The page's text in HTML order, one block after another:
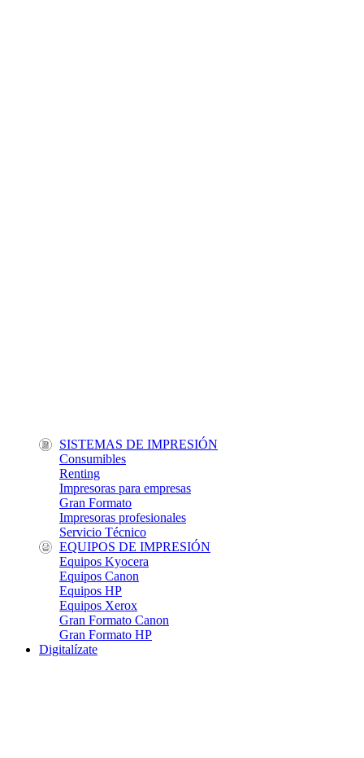
SISTEMAS DE IMPRESIÓN
Consumibles
Renting
Impresoras para empresas
Gran Formato
Impresoras profesionales
Servicio Técnico
EQUIPOS DE IMPRESIÓN
Equipos Kyocera
Equipos Canon
Equipos HP
Equipos Xerox
Gran Formato Canon
Gran Formato HP
Digitalízate